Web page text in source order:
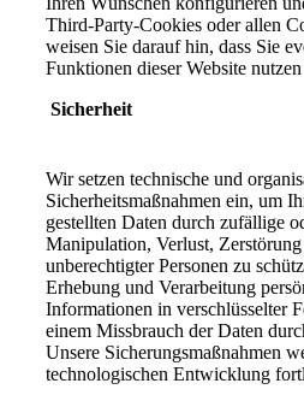
Third-Party-Cookies oder allen
weisen Sie darauf hin, dass Sie
Funktionen dieser Website
Sicherheit
Wir setzen technische und
Sicherheitsmaßnahmen ein, um
gestellten Daten durch zufällige
Manipulation, Verlust,
unberechtigter Personen zu
Erhebung und Verarbeitung
Informationen in verschlüsselter
einem Missbrauch der Daten
Unsere Sicherungsmaßnahmen
technologischen Entwicklung